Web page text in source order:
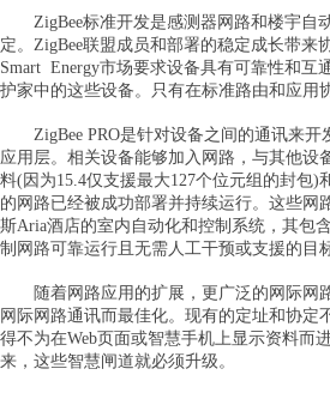
ZigBee标准开发是感测器网路和楼宇自动
定。ZigBee联盟成员和部署的稳定成长带来
Smart Energy市场要求设备具有可靠性和
护家中的这些设备。只有在标准路由和应用
ZigBee PRO是针对设备之间的通讯来开
应用层。相关设备能够加入网路，与其他
料(因为15.4仅支援最大127个位元组的封包
的网路已经被成功部署并持续运行。这些网
斯Aria酒店的室内自动化和控制系统，其包
制网路可靠运行且无需人工干预或支援的目
随着网路应用的扩展，更广泛的网际网路
网际网路通讯而最佳化。现有的定址和协
得不为在Web页面或智慧手机上显示资料而
来，这些智慧闸道就必须升级。